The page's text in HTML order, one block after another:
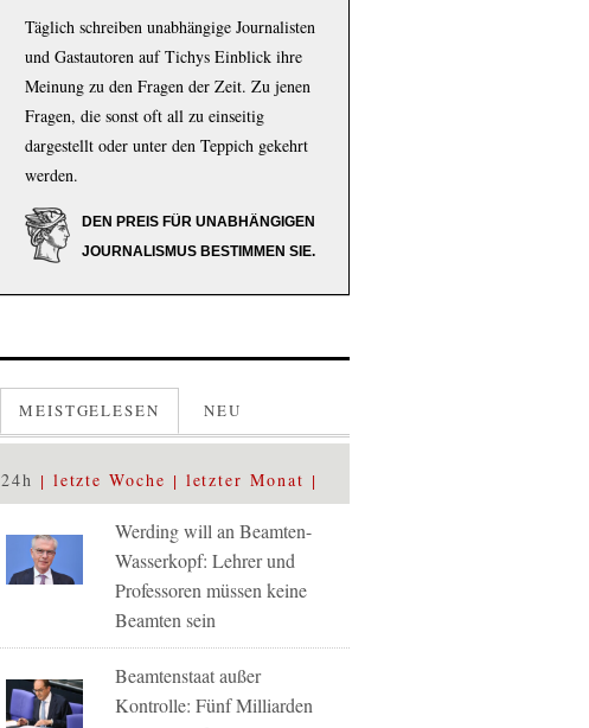
Täglich schreiben unabhängige Journalisten
und Gastautoren auf Tichys Einblick ihre
Meinung zu den Fragen der Zeit. Zu jenen
Fragen, die sonst oft all zu einseitig
dargestellt oder unter den Teppich gekehrt
werden.
DEN PREIS FÜR UNABHÄNGIGEN
JOURNALISMUS BESTIMMEN SIE.
MEISTGELESEN NEU
24h letzte Woche letzter Monat
Werding will an Beamten-
Wasserkopf: Lehrer und
Professoren müssen keine
Beamten sein
Beamtenstaat außer
Kontrolle: Fünf Milliarden